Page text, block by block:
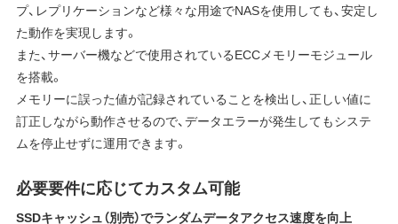
プ、レプリケーションなど様々な用途でNASを使用しても、安定し
た動作を実現します。
また、サーバー機などで使用されているECCメモリーモジュール
を搭載。
メモリーに誤った値が記録されていることを検出し、正しい値に
訂正しながら動作させるので、データエラーが発生してもシステ
ムを停止せずに運用できます。
必要要件に応じてカスタム可能
SSDキャッシュ（別売）でランダムデータアクセス速度を向上